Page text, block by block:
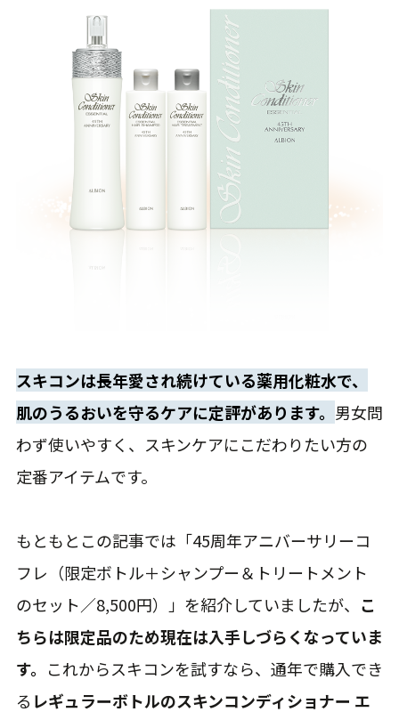
スキコンは長年愛され続けている薬用化粧水で、
肌のうるおいを守るケアに定評があります。 男女問
わず使いやすく、スキンケアにこだわりたい方の
定番アイテムです。
もともとこの記事では「45周年アニバーサリーコ
フレ（限定ボトル＋シャンプー＆トリートメント
のセット／8,500円）」を紹介していましたが、 こ
ちらは限定品のため現在は入手しづらくなっていま
す。 これからスキコンを試すなら、通年で購入でき
る レギュラーボトルのスキンコンディショナー エ